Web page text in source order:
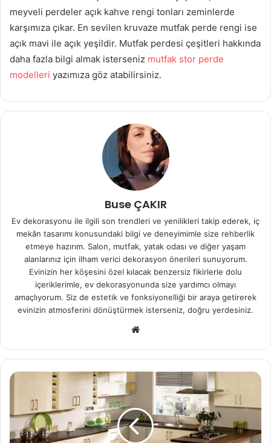
meyveli perdeler açık kahve rengi tonları zeminlerde
karşımıza çıkar. En sevilen kruvaze mutfak perde rengi ise
açık mavi ile açık yeşildir. Mutfak perdesi çeşitleri hakkında
daha fazla bilgi almak isterseniz mutfak stor perde
modelleri yazımıza göz atabilirsiniz.
Buse ÇAKIR
Ev dekorasyonu ile ilgili son trendleri ve yenilikleri takip ederek, iç
mekân tasarımı konusundaki bilgi ve deneyimimle size rehberlik
etmeye hazırım. Salon, mutfak, yatak odası ve diğer yaşam
alanlarınız için ilham verici dekorasyon önerileri sunuyorum.
Evinizin her köşesini özel kılacak benzersiz fikirlerle dolu
içeriklerimle, ev dekorasyonunda size yardımcı olmayı
amaçlıyorum. Siz de estetik ve fonksiyonelliği bir araya getirerek
evinizin atmosferini dönüştürmek isterseniz, doğru yerdesiniz.
sit
esi